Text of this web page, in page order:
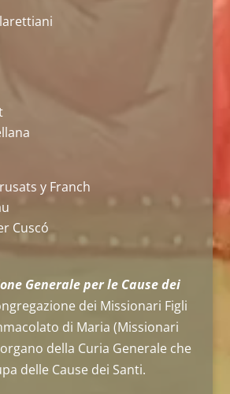
y Franch
Cuscó
Generale per le Cause dei
dei Missionari Figli
di Maria (Missionari
della Curia Generale che
delle Cause dei Santi.